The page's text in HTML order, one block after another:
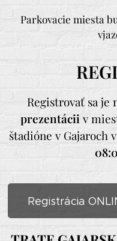
Parkovacie miesta
Registrovať sa je
prezentácii v
štadióne v Gajaroch v
Registrácia